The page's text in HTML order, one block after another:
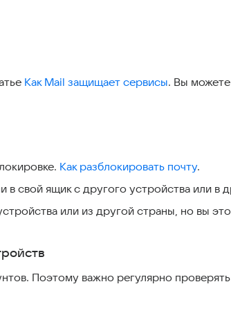
Как Mail защищает сервисы. Вы
Как разблокировать почту.
свой ящик с другого устройства или в
или из другой страны, но вы
Поэтому важно регулярно